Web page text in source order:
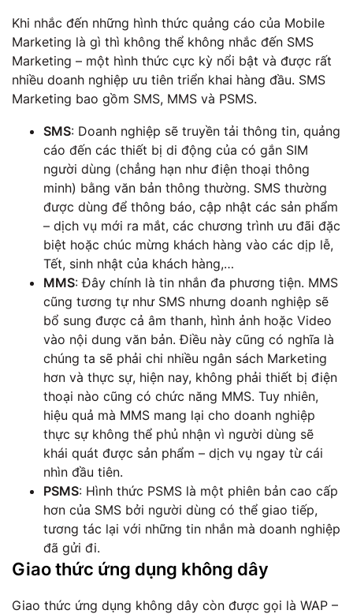
Khi nhắc đến những hình thức quảng cáo của Mobile
Marketing là gì thì không thể không nhắc đến SMS
Marketing – một hình thức cực kỳ nổi bật và được rất
nhiều doanh nghiệp ưu tiên triển khai hàng đầu. SMS
Marketing bao gồm SMS, MMS và PSMS.
SMS: Doanh nghiệp sẽ truyền tải thông tin, quảng
cáo đến các thiết bị di động của có gắn SIM
người dùng (chẳng hạn như điện thoại thông
minh) bằng văn bản thông thường. SMS thường
được dùng để thông báo, cập nhật các sản phẩm
– dịch vụ mới ra mắt, các chương trình ưu đãi đặc
biệt hoặc chúc mừng khách hàng vào các dịp lễ,
Tết, sinh nhật của khách hàng,…
MMS: Đây chính là tin nhắn đa phương tiện. MMS
cũng tương tự như SMS nhưng doanh nghiệp sẽ
bổ sung được cả âm thanh, hình ảnh hoặc Video
vào nội dung văn bản. Điều này cũng có nghĩa là
chúng ta sẽ phải chi nhiều ngân sách Marketing
hơn và thực sự, hiện nay, không phải thiết bị điện
thoại nào cũng có chức năng MMS. Tuy nhiên,
hiệu quả mà MMS mang lại cho doanh nghiệp
thực sự không thể phủ nhận vì người dùng sẽ
khái quát được sản phẩm – dịch vụ ngay từ cái
nhìn đầu tiên.
PSMS: Hình thức PSMS là một phiên bản cao cấp
hơn của SMS bởi người dùng có thể giao tiếp,
tương tác lại với những tin nhắn mà doanh nghiệp
đã gửi đi.
Giao thức ứng dụng không dây
Giao thức ứng dụng không dây còn được gọi là WAP –